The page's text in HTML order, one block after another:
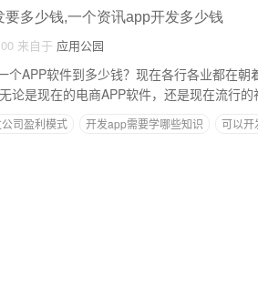
要多少钱,一个资讯app开发多少钱
来自于 应用公园
个APP软件到多少钱？现在各行各业都在
论是现在的电商APP软件，还是现在流行
司盈利模式 开发app需要学哪些知识 可以开